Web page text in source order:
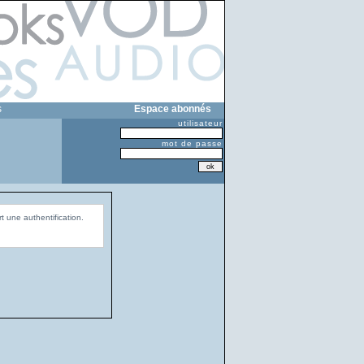
Espace abonnés
utilisateur
mot de passe
une authentification.